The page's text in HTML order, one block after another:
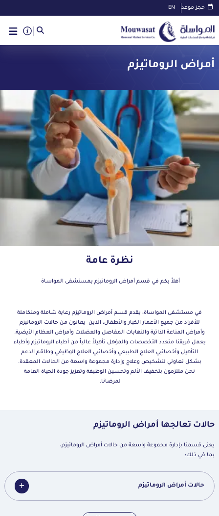
حجز موعد EN
أمراض الروماتيزم
نظرة عامة
أهلاً بكم في قسم أمراض الروماتيزم بمستشفى المواساة
في مستشفى المواساة، يقدم قسم أمراض الروماتيزم رعاية شاملة ومتكاملة
للأفراد من جميع الأعمار الكبار والأطفال، الذين يعانون من حالات الروماتيزم
وأمراض المناعة الذاتية والتهابات المفاصل والعضلات وأمراض العظام الأيضية.
يعمل فريقنا متعدد التخصصات والمؤهل تأهيلاً عالياً من أطباء الروماتيزم وأطباء
التأهيل وأخصائيي العلاج الطبيعي وأخصائيي العلاج الوظيفي وطاقم الدعم
بشكل تعاوني لتشخيص وعلاج وإدارة مجموعة واسعة من الحالات المعقدة.
نحن ملتزمون بتخفيف الألم وتحسين الوظيفة وتعزيز جودة الحياة العامة
لمرضانا.
حالات تعالجها أمراض الروماتيزم
يعنى قسمنا بإدارة مجموعة واسعة من حالات أمراض الروماتيزم،
بما في ذلك:
حالات أمراض الروماتيزم